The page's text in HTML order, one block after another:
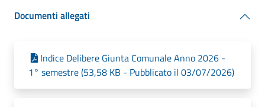
Documenti allegati
Indice Delibere Giunta Comunale Anno 2026 -
1° semestre (53,58 KB - Pubblicato il 03/07/2026)